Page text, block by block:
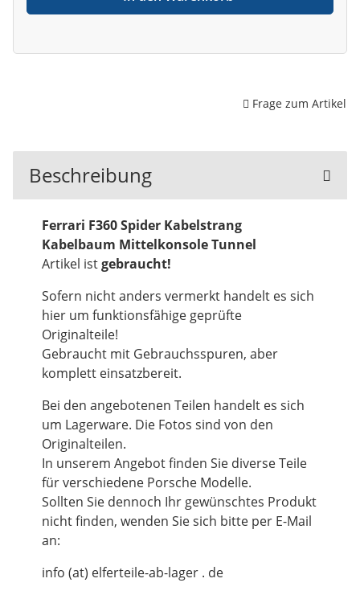
Frage zum Artikel
Beschreibung
Ferrari F360 Spider Kabelstrang
Kabelbaum Mittelkonsole Tunnel
Artikel istgebraucht!
Sofern nicht anders vermerkt handelt es sich
hier um funktionsfähige geprüfte
Originalteile!
Gebraucht mit Gebrauchsspuren, aber
komplett einsatzbereit.
Bei den angebotenen Teilen handelt es sich
um Lagerware. Die Fotos sind von den
Originalteilen.
In unserem Angebot finden Sie diverse Teile
für verschiedene Porsche Modelle.
Sollten Sie dennoch Ihr gewünschtes Produkt
nicht finden, wenden Sie sich bitte per E-Mail
an:
info (at) elferteile-ab-lager . de